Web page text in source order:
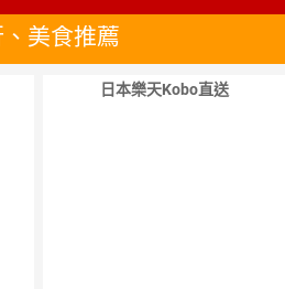
美食推薦
日本樂天Kobo直送